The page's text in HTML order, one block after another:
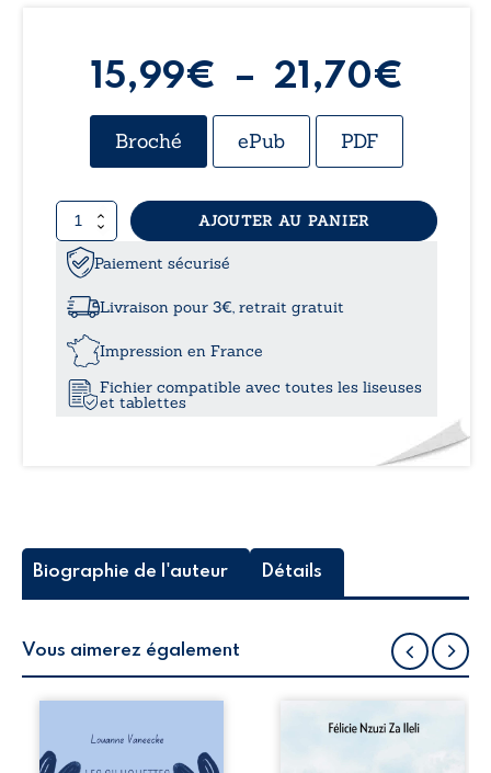
15,99€ – 21,70€
de
Broché ePub PDF
quantité
de
L’Arnacœur
AJOUTER AU PANIER
Paiement sécurisé
Livraison pour 3€, retrait gratuit
Impression en France
Fichier compatible avec toutes les liseuses
et tablettes
Biographie de l'auteur Détails
Vous aimerez également
la rue donne la
parole à six
Auberge de la